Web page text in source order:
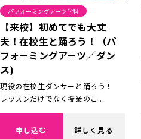
パフォーミングアーツ学科
【来校】初めてでも大丈
夫！在校生と踊ろう！（パ
フォーミングアーツ／ダン
ス)
現役の在校生ダンサーと踊ろう！
レッスンだけでなく授業のこ...
申し込む 詳しく見る